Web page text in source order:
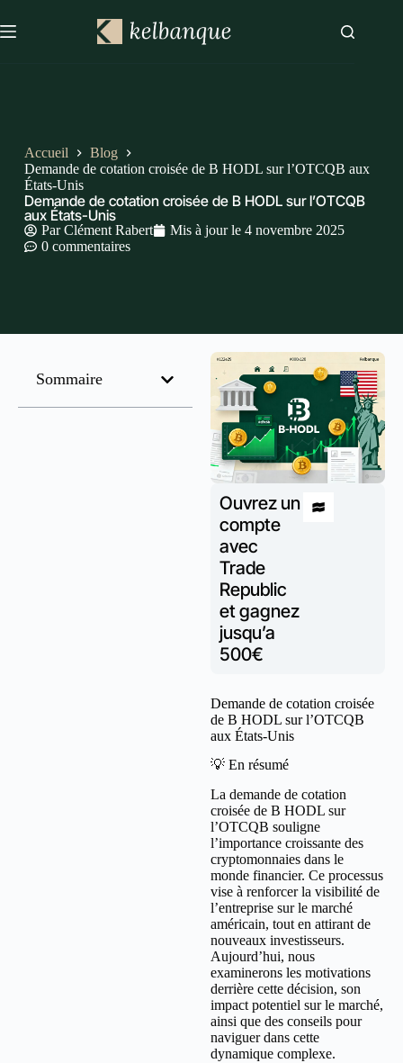
Accueil
Blog
Demande de cotation croisée de B HODL sur l’OTCQB aux
États-Unis
Demande de cotation croisée de B HODL sur l’OTCQB
aux États-Unis
ParClément Rabert Mis à jour le 4 novembre 2025
0 commentaires
Sommaire
Ouvrez un
compte
avec
Trade
Republic
et gagnez
jusqu’a
500€
Demande de cotation croisée
de B HODL sur l’OTCQB
aux États-Unis
💡 En résumé
La demande de cotation
croisée de B HODL sur
l’OTCQB souligne
l’importance croissante des
cryptomonnaies dans le
monde financier. Ce processus
vise à renforcer la visibilité de
l’entreprise sur le marché
américain, tout en attirant de
nouveaux investisseurs.
Aujourd’hui, nous
examinerons les motivations
derrière cette décision, son
impact potentiel sur le marché,
ainsi que des conseils pour
naviguer dans cette
dynamique complexe.